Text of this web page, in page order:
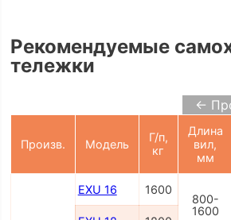
Рекомендуемые
тележки
←
Произв. Модель
Г/п,
кг
Длина
вил,
мм
EXU 16 1600
800-
1600